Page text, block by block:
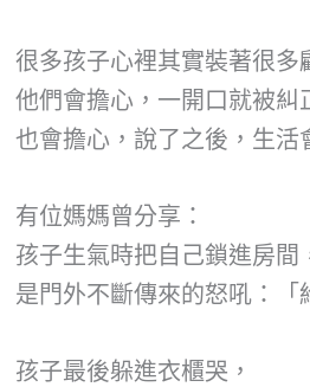
很多孩子心裡其實裝著很多
他們會擔心，一開口就被糾
也會擔心，說了之後，生活
有位媽媽曾分享：
孩子生氣時把自己鎖進房間
是門外不斷傳來的怒吼：「
孩子最後躲進衣櫃哭，